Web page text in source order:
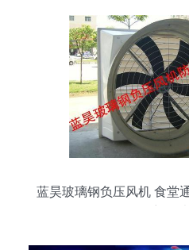
蓝昊玻璃钢负压风机 食堂